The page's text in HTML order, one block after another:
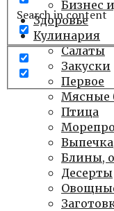
Search in content
Бизнес
Здоровье
Кулинария
Салаты
Закуски
Первое
Мясные
Птица
Блины,
Десерты